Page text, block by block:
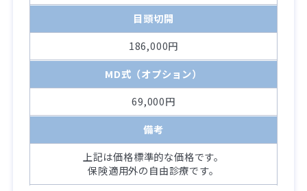
目頭切開
186,000円
MD式（オプション）
69,000円
備考
上記は価格標準的な価格です。
保険適用外の自由診療です。